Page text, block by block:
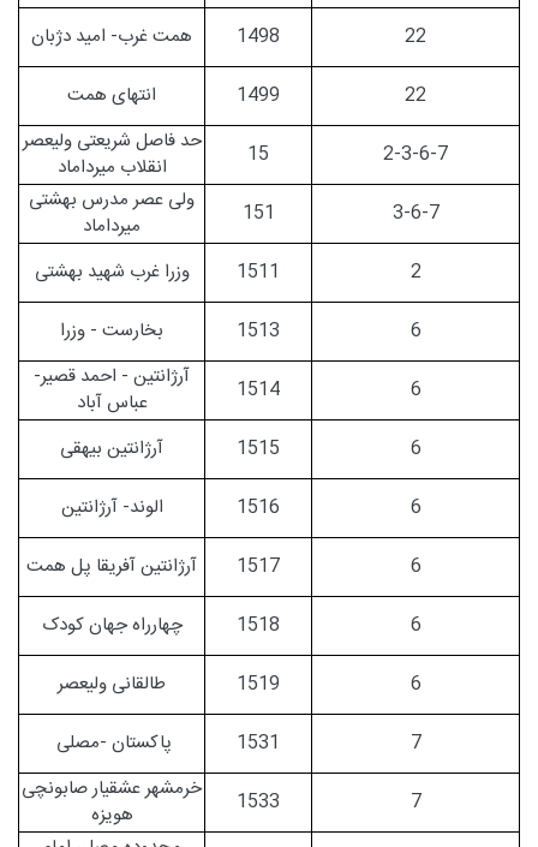
22
1498
همت غرب- امید دژبان
22
1499
انتهای همت
2-3-6-7
15
حد فاصل شریعتی ولیعصر
انقلاب میرداماد
3-6-7
151
ولی عصر مدرس بهشتی
میرداماد
2
1511
وزرا غرب شهید بهشتی
6
1513
بخارست - وزرا
6
1514
آرژانتین - احمد قصیر-
عباس آباد
6
1515
آرژانتین بیهقی
6
1516
الوند- آرژانتین
6
1517
آرژانتین آفریقا پل همت
6
1518
چهارراه جهان کودک
6
1519
طالقانی ولیعصر
7
1531
پاکستان -مصلی
7
1533
خرمشهر عشقیار صابونچی
هویزه